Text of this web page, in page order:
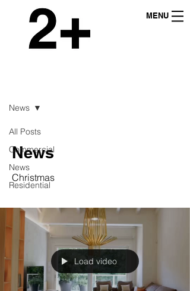
MENU
All Posts
Commercial
News
Residential
News
News
Christmas
Load video